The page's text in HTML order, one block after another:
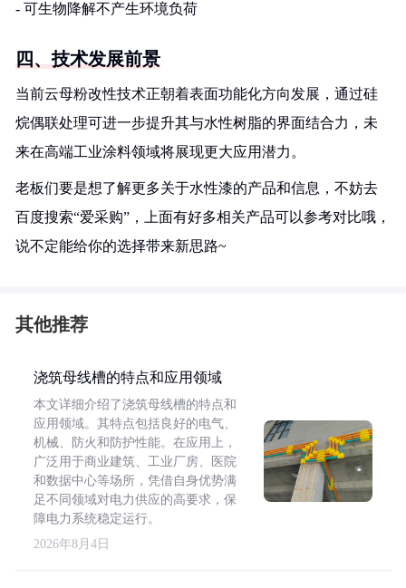
- 可生物降解不产生环境负荷
四、技术发展前景
当前云母粉改性技术正朝着表面功能化方向发展，通过硅
烷偶联处理可进一步提升其与水性树脂的界面结合力，未
来在高端工业涂料领域将展现更大应用潜力。
老板们要是想了解更多关于水性漆的产品和信息，不妨去
百度搜索“爱采购”，上面有好多相关产品可以参考对比哦，
说不定能给你的选择带来新思路~
其他推荐
浇筑母线槽的特点和应用领域
本文详细介绍了浇筑母线槽的特点和
应用领域。其特点包括良好的电气、
机械、防火和防护性能。在应用上，
广泛用于商业建筑、工业厂房、医院
和数据中心等场所，凭借自身优势满
足不同领域对电力供应的高要求，保
障电力系统稳定运行。
2026年8月4日